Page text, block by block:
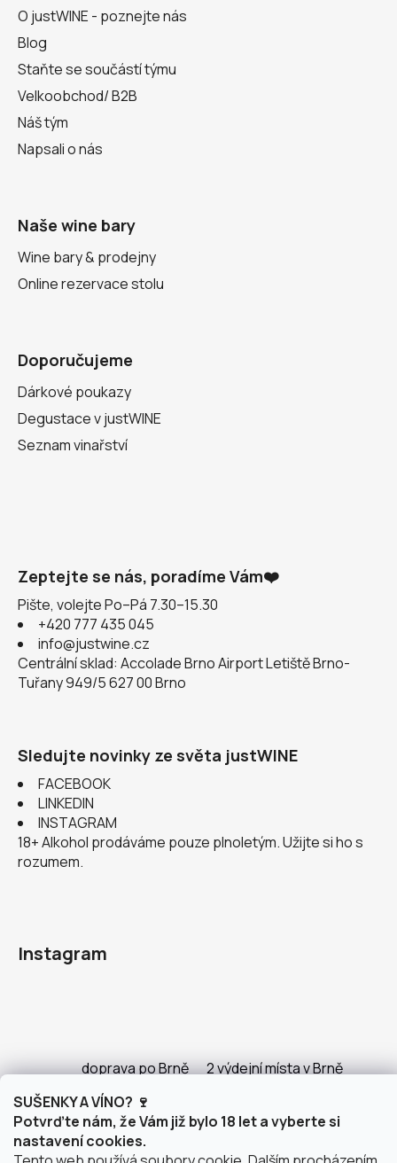
SUŠENKY A VÍNO? 🍷
Potvrďte nám, že Vám již bylo 18 let a vyberte si
nastavení cookies.
O justWINE - poznejte nás
Blog
Staňte se součástí týmu
Velkoobchod/ B2B
Náš tým
Napsali o nás
Naše wine bary
Wine bary & prodejny
Online rezervace stolu
Doporučujeme
Dárkové poukazy
Degustace v justWINE
Seznam vinařství
Zeptejte se nás, poradíme Vám❤️
Pište, volejte Po–Pá 7.30–15.30
+420 777 435 045
info@justwine.cz
Centrální sklad: Accolade Brno Airport Letiště Brno-
Tuřany 949/5 627 00 Brno
Sledujte novinky ze světa justWINE
FACEBOOK
LINKEDIN
INSTAGRAM
18+ Alkohol prodáváme pouze plnoletým. Užijte si ho s
rozumem.
Instagram
doprava po Brně 2 výdejní místa v Brně
Vytvořil Shoptet